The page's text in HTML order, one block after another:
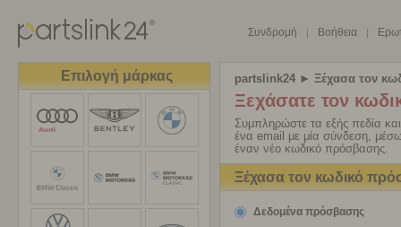
Συνδρομή | Βοήθεια |
Επιλογή μάρκας partslink24 ► Ξέχασα τον
Ξεχάσατε τον
Συμπληρώστε τα εξής πεδία
ένα email με μία σύνδεση,
έναν νέο κωδικό πρόσβασης.
Ξέχασα τον κωδικό
Δεδομένα πρόσβασης